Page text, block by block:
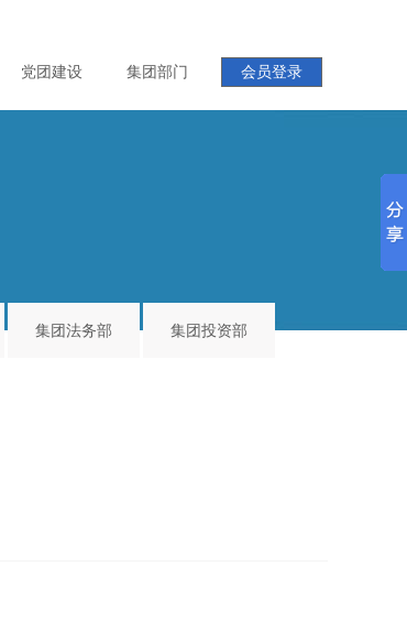
会员登录
党团建设 集团部门
集团法务部 集团投资部